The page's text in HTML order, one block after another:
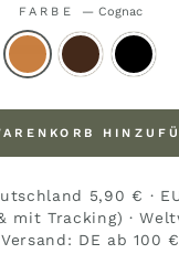
FARBE —Cognac
5,90 € ·
mit Tracking) ·
DE ab 100